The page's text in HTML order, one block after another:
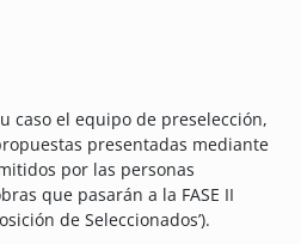
caso el equipo de preselección,
presentadas mediante
por las personas
que pasarán a la FASE II
de Seleccionados’).